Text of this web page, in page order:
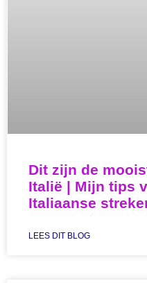
Dit zijn de
Italië | Mijn tips
Italiaanse
LEES DIT BLOG